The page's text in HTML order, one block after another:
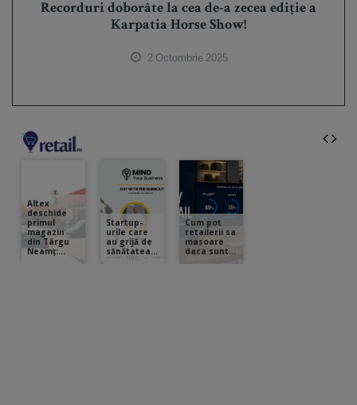
Recorduri doborâte la cea de-a zecea ediție a
Karpatia Horse Show!
2 Octombrie 2025